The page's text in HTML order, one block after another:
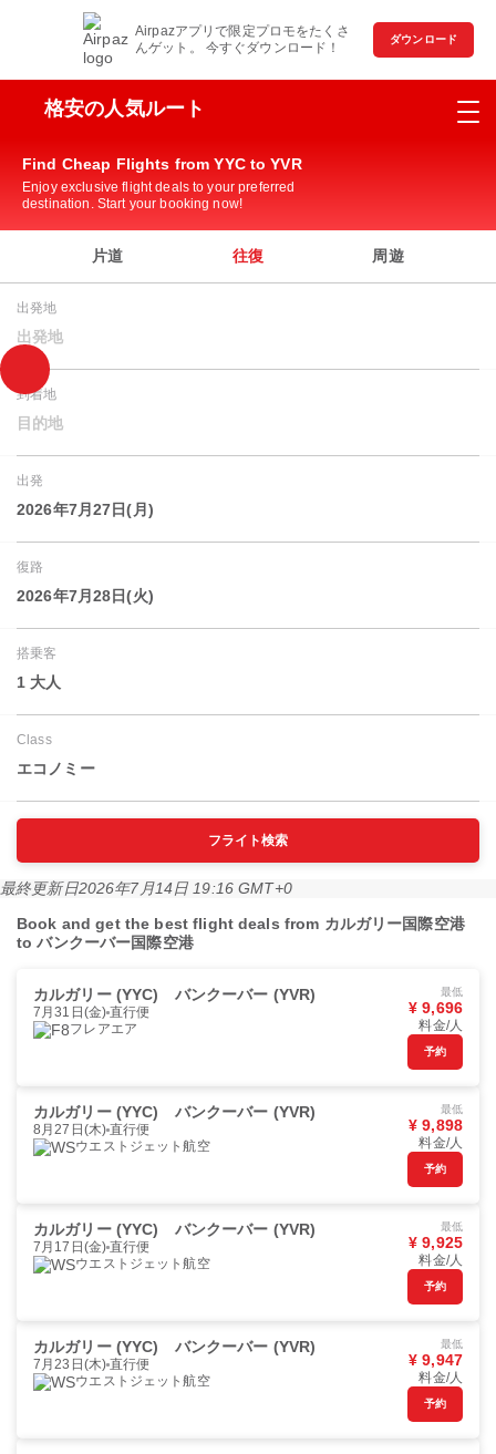
Airpazアプリで限定プロモをたくさ
んゲット。 今すぐダウンロード！
ダウンロード
格安の人気ルート
Find Cheap Flights from YYC to YVR
Enjoy exclusive flight deals to your preferred
destination. Start your booking now!
片道 往復 周遊
出発地
出発地
到着地
目的地
出発
2026年7月27日(月)
復路
2026年7月28日(火)
搭乗客
1 大人
Class
エコノミー
フライト検索
最終更新日2026年7月14日 19:16 GMT+0
Book and get the best flight deals from カルガリー国際空港
to バンクーバー国際空港
カルガリー (YYC) バンクーバー (YVR)
7月31日(金) 直行便
フレアエア
最低
¥ 9,696
料金/人
予約
カルガリー (YYC) バンクーバー (YVR)
8月27日(木) 直行便
ウエストジェット航空
最低
¥ 9,898
料金/人
予約
カルガリー (YYC) バンクーバー (YVR)
7月17日(金) 直行便
ウエストジェット航空
最低
¥ 9,925
料金/人
予約
カルガリー (YYC) バンクーバー (YVR)
7月23日(木) 直行便
ウエストジェット航空
最低
¥ 9,947
料金/人
予約